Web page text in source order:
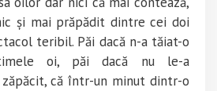
și mai prăpădit dintre cei doi
teribil. Păi dacă n-a tăiat-o
oi, păi dacă nu le-a
că într-un minut dintr-o